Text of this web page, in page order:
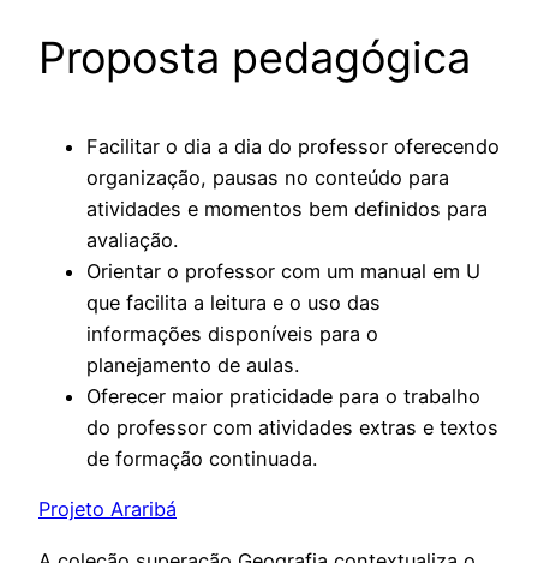
Proposta pedagógica
Facilitar o dia a dia do professor oferecendo
organização, pausas no conteúdo para
atividades e momentos bem definidos para
avaliação.
Orientar o professor com um manual em U
que facilita a leitura e o uso das
informações disponíveis para o
planejamento de aulas.
Oferecer maior praticidade para o trabalho
do professor com atividades extras e textos
de formação continuada.
Projeto Araribá